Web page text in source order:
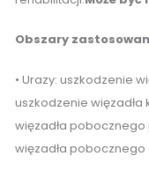
Obszary
• Urazy: uszkodzenie
uszkodzenie więzadła
więzadła
więzadła pobocznego